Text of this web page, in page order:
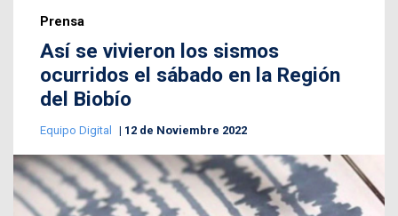
Prensa
Así se vivieron los sismos
ocurridos el sábado en la Región
del Biobío
Equipo Digital 12 de Noviembre 2022